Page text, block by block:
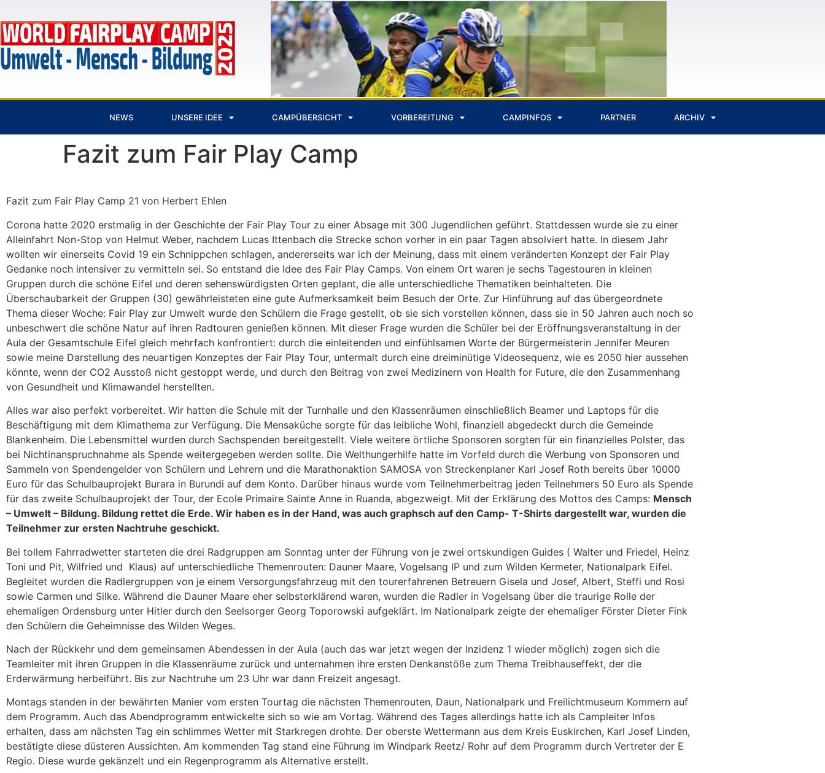
NEWS UNSERE IDEE CAMPÜBERSICHT VORBEREITUNG CAMPINFOS PARTNER ARCHIV
Fazit zum Fair Play Camp
Fazit zum Fair Play Camp 21 von Herbert Ehlen
Corona hatte 2020 erstmalig in der Geschichte der Fair Play Tour zu einer Absage mit 300 Jugendlichen geführt. Stattdessen wurde sie zu einer
Alleinfahrt Non-Stop von Helmut Weber, nachdem Lucas Ittenbach die Strecke schon vorher in ein paar Tagen absolviert hatte. In diesem Jahr
wollten wir einerseits Covid 19 ein Schnippchen schlagen, andererseits war ich der Meinung, dass mit einem veränderten Konzept der Fair Play
Gedanke noch intensiver zu vermitteln sei. So entstand die Idee des Fair Play Camps. Von einem Ort waren je sechs Tagestouren in kleinen
Gruppen durch die schöne Eifel und deren sehenswürdigsten Orten geplant, die alle unterschiedliche Thematiken beinhalteten. Die
Überschaubarkeit der Gruppen (30) gewährleisteten eine gute Aufmerksamkeit beim Besuch der Orte. Zur Hinführung auf das übergeordnete
Thema dieser Woche: Fair Play zur Umwelt wurde den Schülern die Frage gestellt, ob sie sich vorstellen können, dass sie in 50 Jahren auch noch so
unbeschwert die schöne Natur auf ihren Radtouren genießen können. Mit dieser Frage wurden die Schüler bei der Eröffnungsveranstaltung in der
Aula der Gesamtschule Eifel gleich mehrfach konfrontiert: durch die einleitenden und einfühlsamen Worte der Bürgermeisterin Jennifer Meuren
sowie meine Darstellung des neuartigen Konzeptes der Fair Play Tour, untermalt durch eine dreiminütige Videosequenz, wie es 2050 hier aussehen
könnte, wenn der CO2 Ausstoß nicht gestoppt werde, und durch den Beitrag von zwei Medizinern von Health for Future, die den Zusammenhang
von Gesundheit und Klimawandel herstellten.
Alles war also perfekt vorbereitet. Wir hatten die Schule mit der Turnhalle und den Klassenräumen einschließlich Beamer und Laptops für die
Beschäftigung mit dem Klimathema zur Verfügung. Die Mensaküche sorgte für das leibliche Wohl, finanziell abgedeckt durch die Gemeinde
Blankenheim. Die Lebensmittel wurden durch Sachspenden bereitgestellt. Viele weitere örtliche Sponsoren sorgten für ein finanzielles Polster, das
bei Nichtinanspruchnahme als Spende weitergegeben werden sollte. Die Welthungerhilfe hatte im Vorfeld durch die Werbung von Sponsoren und
Sammeln von Spendengelder von Schülern und Lehrern und die Marathonaktion SAMOSA von Streckenplaner Karl Josef Roth bereits über 10000
Euro für das Schulbauprojekt Burara in Burundi auf dem Konto. Darüber hinaus wurde vom Teilnehmerbeitrag jeden Teilnehmers 50 Euro als Spende
für das zweite Schulbauprojekt der Tour, der Ecole Primaire Sainte Anne in Ruanda, abgezweigt. Mit der Erklärung des Mottos des Camps: Mensch
– Umwelt – Bildung. Bildung rettet die Erde. Wir haben es in der Hand, was auch graphsch auf den Camp- T-Shirts dargestellt war, wurden die
Teilnehmer zur ersten Nachtruhe geschickt.
Bei tollem Fahrradwetter starteten die drei Radgruppen am Sonntag unter der Führung von je zwei ortskundigen Guides ( Walter und Friedel, Heinz
Toni und Pit, Wilfried und Klaus) auf unterschiedliche Themenrouten: Dauner Maare, Vogelsang IP und zum Wilden Kermeter, Nationalpark Eifel.
Begleitet wurden die Radlergruppen von je einem Versorgungsfahrzeug mit den tourerfahrenen Betreuern Gisela und Josef, Albert, Steffi und Rosi
sowie Carmen und Silke. Während die Dauner Maare eher selbsterklärend waren, wurden die Radler in Vogelsang über die traurige Rolle der
ehemaligen Ordensburg unter Hitler durch den Seelsorger Georg Toporowski aufgeklärt. Im Nationalpark zeigte der ehemaliger Förster Dieter Fink
den Schülern die Geheimnisse des Wilden Weges.
Nach der Rückkehr und dem gemeinsamen Abendessen in der Aula (auch das war jetzt wegen der Inzidenz 1 wieder möglich) zogen sich die
Teamleiter mit ihren Gruppen in die Klassenräume zurück und unternahmen ihre ersten Denkanstöße zum Thema Treibhauseffekt, der die
Erderwärmung herbeiführt. Bis zur Nachtruhe um 23 Uhr war dann Freizeit angesagt.
Montags standen in der bewährten Manier vom ersten Tourtag die nächsten Themenrouten, Daun, Nationalpark und Freilichtmuseum Kommern auf
dem Programm. Auch das Abendprogramm entwickelte sich so wie am Vortag. Während des Tages allerdings hatte ich als Campleiter Infos
erhalten, dass am nächsten Tag ein schlimmes Wetter mit Starkregen drohte. Der oberste Wettermann aus dem Kreis Euskirchen, Karl Josef Linden,
bestätigte diese düsteren Aussichten. Am kommenden Tag stand eine Führung im Windpark Reetz/ Rohr auf dem Programm durch Vertreter der E
Regio. Diese wurde gekänzelt und ein Regenprogramm als Alternative erstellt.